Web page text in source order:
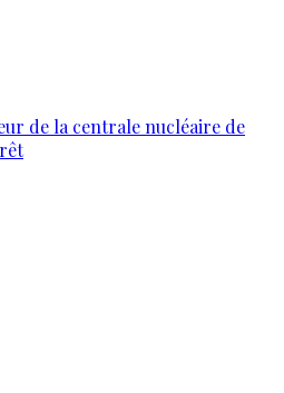
de la centrale nucléaire de